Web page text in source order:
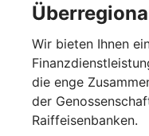
Wir bieten Ihnen
die enge
der
Raiffeisenbanken.